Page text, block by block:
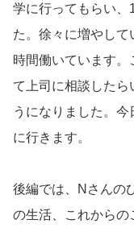
学に行ってもらい、
た。徐々に増やし
時間働いています。
て上司に相談したら
うになりました。
に行きます。
後編では、Nさんの
の生活、これからの